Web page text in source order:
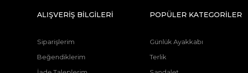
ALIŞVERİŞ BİLGİLERİ
Siparişlerim
Beğendiklerim
POPÜLER KATEGORİLER
Günlük Ayakkabı
Terlik